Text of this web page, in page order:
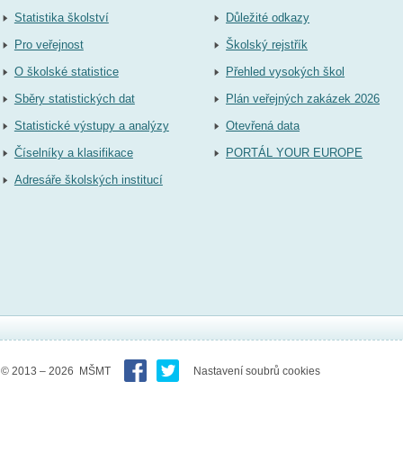
Statistika školství
Pro veřejnost
O školské statistice
Sběry statistických dat
Statistické výstupy a analýzy
Číselníky a klasifikace
Adresáře školských institucí
Důležité odkazy
Školský rejstřík
Přehled vysokých škol
Plán veřejných zakázek 2026
Otevřená data
PORTÁL YOUR EUROPE
© 2013 – 2026 MŠMT Nastavení soubrů cookies